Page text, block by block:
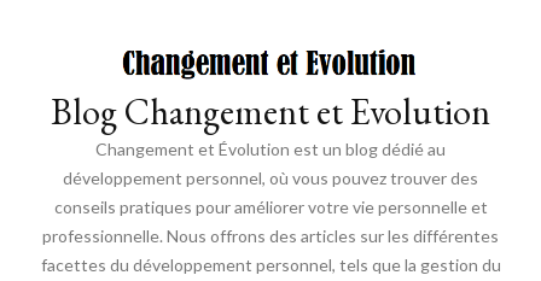
Blog Changement et Evolution
Changement et Évolution est un blog dédié au
développement personnel, où vous pouvez trouver des
conseils pratiques pour améliorer votre vie personnelle et
professionnelle. Nous offrons des articles sur les différentes
facettes du développement personnel, tels que la gestion du